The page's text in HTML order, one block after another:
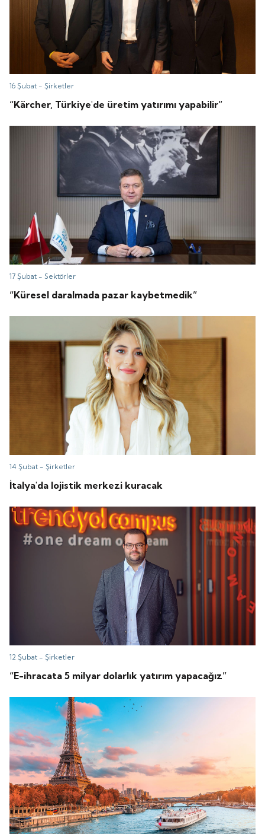
16 Şubat - Şirketler
“Kärcher, Türkiye'de üretim yatırımı yapabilir”
17 Şubat -Sektörler
“Küresel daralmada pazar kaybetmedik”
14 Şubat - Şirketler
İtalya'da lojistik merkezi kuracak
12 Şubat - Şirketler
“E-ihracata 5 milyar dolarlık yatırım yapacağız”